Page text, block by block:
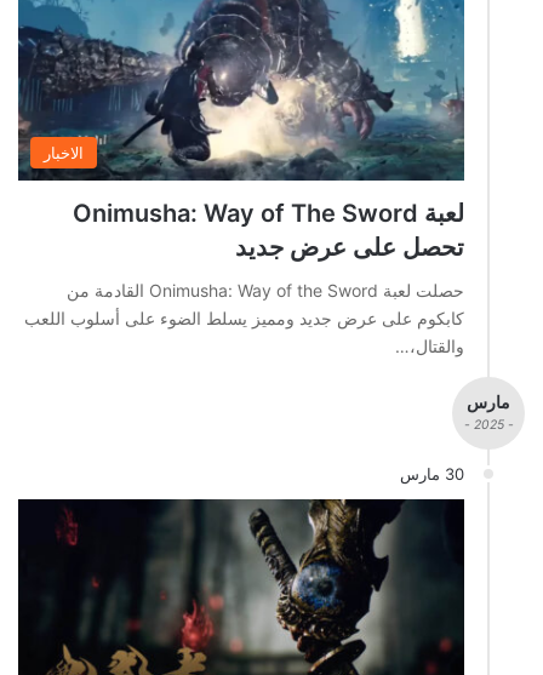
الاخبار
لعبة Onimusha: Way of The Sword
تحصل على عرض جديد
حصلت لعبة Onimusha: Way of the Sword القادمة من
كابكوم على عرض جديد ومميز يسلط الضوء على أسلوب اللعب
والقتال،…
مارس
- 2025 -
30 مارس